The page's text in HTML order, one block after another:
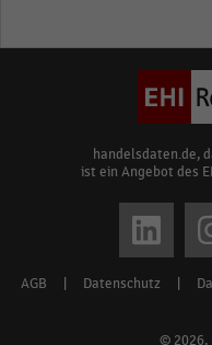
handelsdaten.de,
ist ein Angebot des
© 2026,
Footer
AGB Datenschutz